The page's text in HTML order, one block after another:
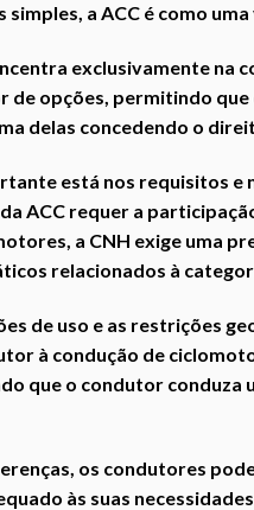
a ACC é como
exclusivamente na
de opções, permitindo
delas concedendo o
está nos requisitos e
ACC requer a
a CNH exige uma
relacionados à
de uso e as restrições
à condução de
que o condutor conduza
os condutores
às suas